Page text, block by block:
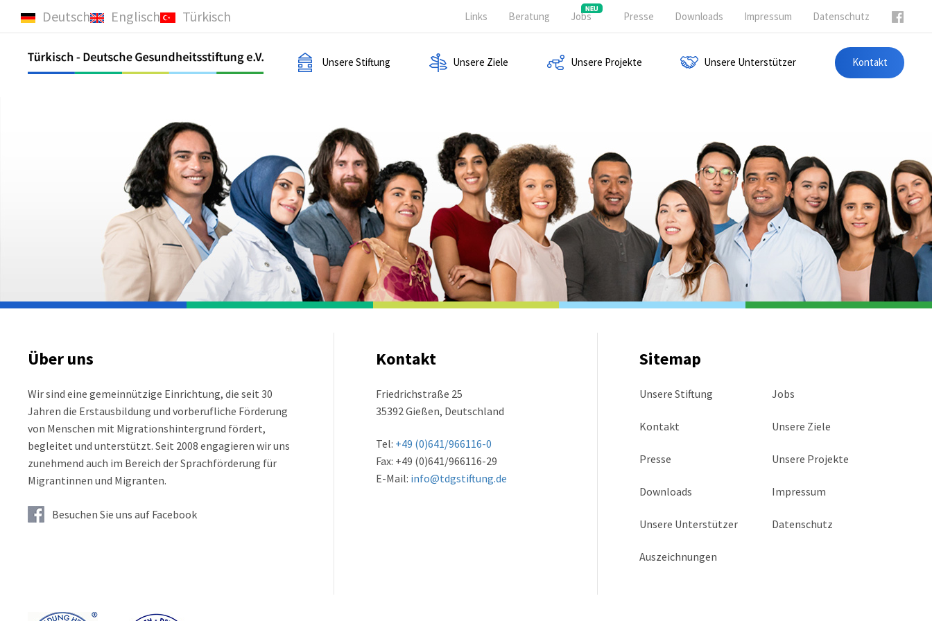
Deutsch Englisch Türkisch Links Beratung Jobs Presse Downloads Impressum Datenschutz
Unsere Stiftung Unsere Ziele Unsere Projekte Unsere Unterstützer Kontakt
Über uns
Wir sind eine gemeinnützige Einrichtung, die seit 30
Jahren die Erstausbildung und vorberufliche Förderung
von Menschen mit Migrationshintergrund fördert,
begleitet und unterstützt. Seit 2008 engagieren wir uns
zunehmend auch im Bereich der Sprachförderung für
Migrantinnen und Migranten.
Besuchen Sie uns auf Facebook
Kontakt
Friedrichstraße 25
35392 Gießen, Deutschland
Tel: +49 (0)641/966116-0
Fax: +49 (0)641/966116-29
E-Mail: info@tdgstiftung.de
Sitemap
Unsere Stiftung Jobs
Kontakt Unsere Ziele
Presse Unsere Projekte
Downloads Impressum
Unsere Unterstützer Datenschutz
Auszeichnungen